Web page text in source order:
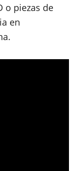
o piezas de
en